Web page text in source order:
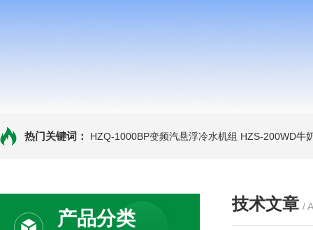
热门关键词： HZQ-1000BP变频汽悬浮冷水机组 HZS-200WD牛
产品分类
技术文章 /